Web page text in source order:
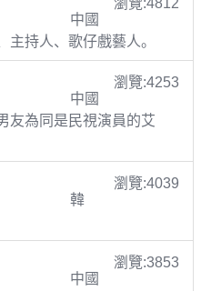
中國
主持人、歌仔戲藝人。
瀏覽:4253
中國
友為同是民視演員的艾
瀏覽:4039
韓
瀏覽:3853
中國